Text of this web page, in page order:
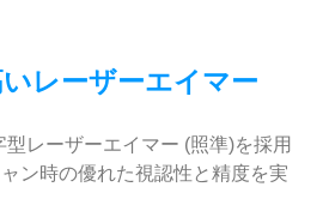
レーザーエイマー
レーザーエイマー (照準)を採用
ン時の優れた視認性と精度を実